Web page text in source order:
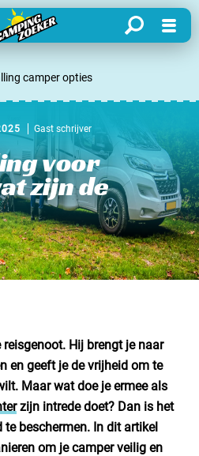
search Menu
...
camper opties
Gast schrijver
voor
zijn de
Hij brengt je naar
en geeft je de vrijheid om te
Maar wat doe je ermee als
zijn intrede doet? Dan is het
beschermen. In dit artikel
om je camper veilig en